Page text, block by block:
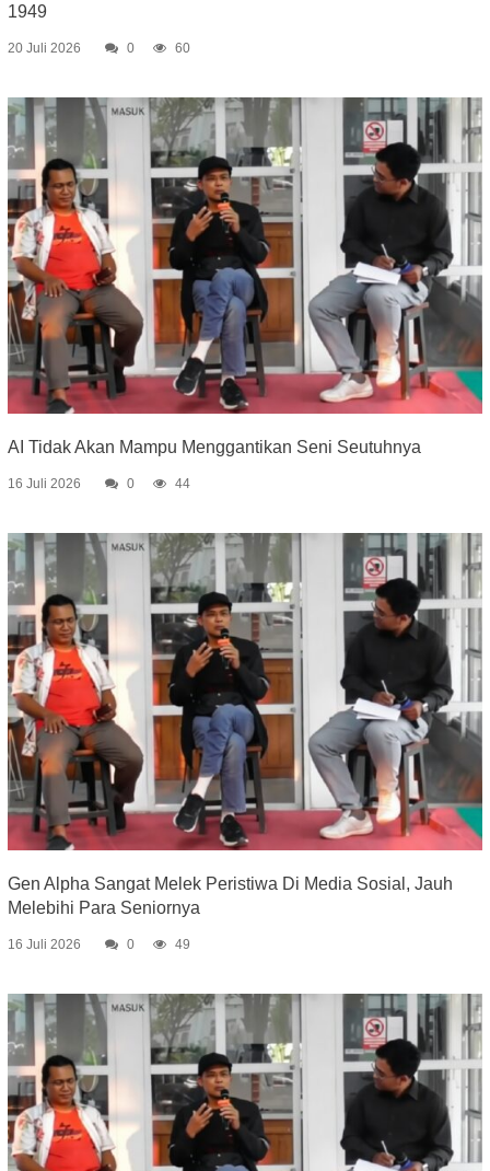
1949
20 Juli 2026 0 60
AI Tidak Akan Mampu Menggantikan Seni Seutuhnya
16 Juli 2026 0 44
Gen Alpha Sangat Melek Peristiwa Di Media Sosial, Jauh
Melebihi Para Seniornya
16 Juli 2026 0 49